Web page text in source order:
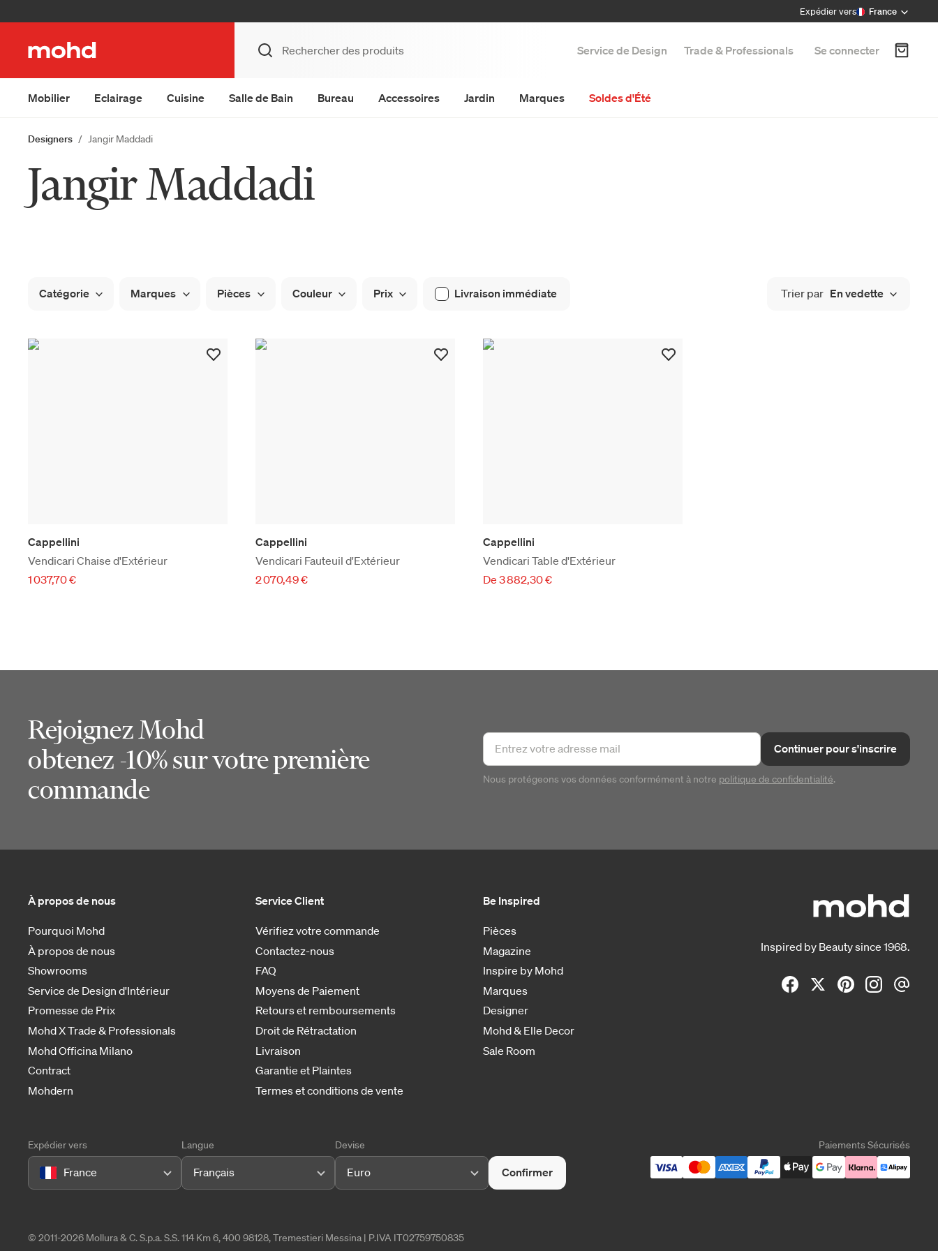
Expédier vers France
Service de Design Trade & Professionals Se connecter
Mobilier Eclairage Cuisine Salle de Bain Bureau Accessoires Jardin Marques Soldes d'Été
Designers Jangir Maddadi
Jangir Maddadi
Catégorie Marques Pièces Couleur Prix Livraison immédiate Trier par En vedette
Cappellini
Vendicari Chaise d'Extérieur
1 037,70 €
Cappellini
Vendicari Fauteuil d'Extérieur
2 070,49 €
Cappellini
Vendicari Table d'Extérieur
De 3 882,30 €
Rejoignez Mohd
obtenez -10% sur votre première
commande
Continuer pour s'inscrire
Nous protégeons vos données conformément à notre politique de confidentialité.
Inspired by Beauty since 1968.
À propos de nous
Pourquoi Mohd
À propos de nous
Showrooms
Service de Design d'Intérieur
Promesse de Prix
Mohd X Trade & Professionals
Mohd Officina Milano
Contract
Mohdern
Service Client
Vérifiez votre commande
Contactez-nous
FAQ
Moyens de Paiement
Retours et remboursements
Droit de Rétractation
Livraison
Garantie et Plaintes
Termes et conditions de vente
Be Inspired
Pièces
Magazine
Inspire by Mohd
Marques
Designer
Mohd & Elle Decor
Sale Room
Expédier vers
France
Langue
Français
Devise
Euro Confirmer
Paiements Sécurisés
© 2011-2026 Mollura & C. S.p.a. S.S. 114 Km 6, 400 98128, Tremestieri Messina | P.IVA IT02759750835